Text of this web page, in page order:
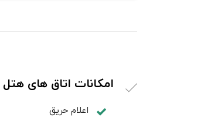
امکانات اتاق های
اعلام حریق